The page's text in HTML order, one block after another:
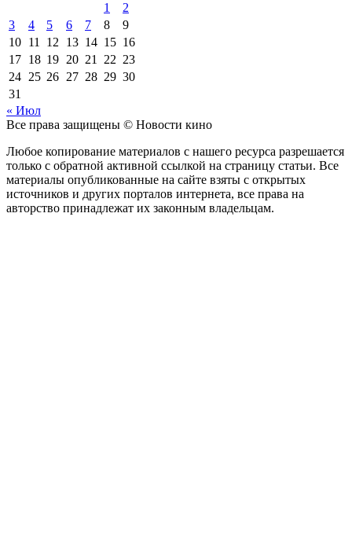
1
2
3
4 5 6 7 8
9
10 11 12 13 14 15 16
17 18 19 20 21 22 23
24 25 26 27 28 29 30
31
« Июл
Все права защищены © Новости кино
Любое копирование материалов с нашего ресурса разрешается
только с обратной активной ссылкой на страницу статьи. Все
материалы опубликованные на сайте взяты с открытых
источников и других порталов интернета, все права на
авторство принадлежат их законным владельцам.